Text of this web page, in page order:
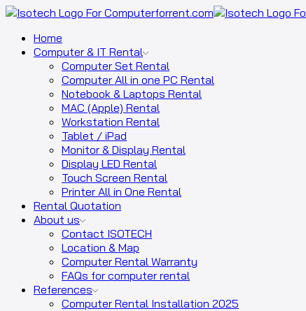
Home
Computer & IT Rental
Computer Set Rental
Computer All in one PC Rental
Notebook & Laptops Rental
MAC (Apple) Rental
Workstation Rental
Tablet / iPad
Monitor & Display Rental
Display LED Rental
Touch Screen Rental
Printer All in One Rental
Rental Quotation
About us
Contact ISOTECH
Location & Map
Computer Rental Warranty
FAQs for computer rental
References
Computer Rental Installation 2025